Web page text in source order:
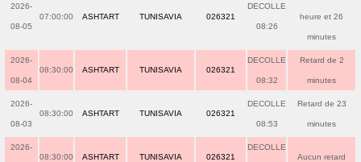
2026-
08-05
07:00:00 ASHTART TUNISAVIA 026321
DECOLLE
08:26
heure et 26
minutes
2026-
08-04
08:30:00 ASHTART TUNISAVIA 026321
DECOLLE
08:32
Retard de 2
minutes
2026-
08-03
08:30:00 ASHTART TUNISAVIA 026321
DECOLLE
08:53
Retard de 23
minutes
2026-
08:30:00 ASHTART TUNISAVIA 026321
DECOLLE
Aucun retard